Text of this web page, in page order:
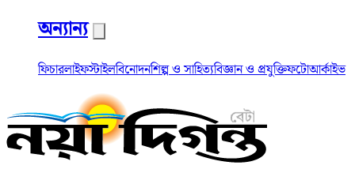
অন্যান্য
ফিচারলাইফস্টাইলবিনোদনশিল্প ও সাহিত্যবিজ্ঞান ও প্রযুক্তিফটোআর্কাইভ